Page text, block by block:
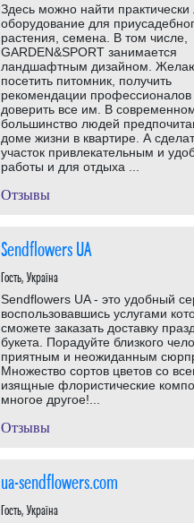
Здесь можно найти
оборудование для
растения, семена. В том числе,
GARDEN&SPORT занимается
ландшафтным дизайном.
посетить питомник, получить
рекомендации профессионалов
доверить все им. В
большинство людей
доме жизни в квартире. А
участок привлекательным и
работы и для отдыха ...
Отзывы
Sendflowers UA
Гость, Україна
Sendflowers UA - это удобный
воспользовавшись услугами
сможете заказать доставку
букета. Порадуйте близкого
приятным и неожиданным
Множество сортов цветов со
изящные флористические
многое другое!...
Отзывы
ua-sendflowers.com
Гость, Україна